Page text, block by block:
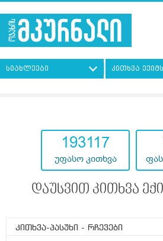
სიახლეები კითხვა ექიმს
193117
უფასო კითხვა
დაუსვით კითხვა
კითხვა-პასუხი - რჩევები